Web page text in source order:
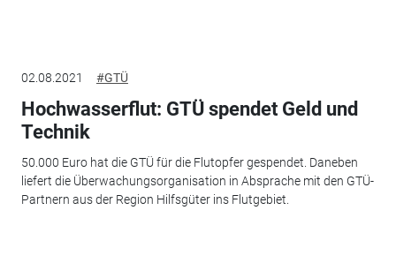
02.08.2021 #GTÜ
Hochwasserflut: GTÜ spendet Geld und
Technik
50.000 Euro hat die GTÜ für die Flutopfer gespendet. Daneben
liefert die Überwachungsorganisation in Absprache mit den GTÜ-
Partnern aus der Region Hilfsgüter ins Flutgebiet.